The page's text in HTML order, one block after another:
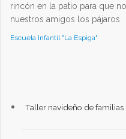
rincón en la patio para que
nuestros amigos los pájaros
Escuela Infantil "La Espiga"
Taller navideño de familias